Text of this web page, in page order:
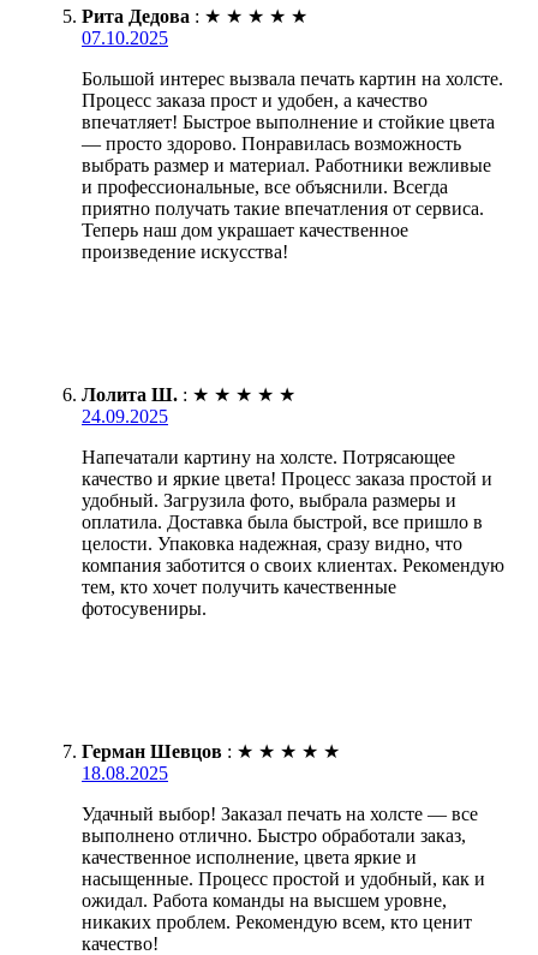
Рита Дедова : ★ ★ ★ ★ ★
07.10.2025
Большой интерес вызвала печать картин на холсте.
Процесс заказа прост и удобен, а качество
впечатляет! Быстрое выполнение и стойкие цвета
— просто здорово. Понравилась возможность
выбрать размер и материал. Работники вежливые
и профессиональные, все объяснили. Всегда
приятно получать такие впечатления от сервиса.
Теперь наш дом украшает качественное
произведение искусства!
Лолита Ш. : ★ ★ ★ ★ ★
24.09.2025
Напечатали картину на холсте. Потрясающее
качество и яркие цвета! Процесс заказа простой и
удобный. Загрузила фото, выбрала размеры и
оплатила. Доставка была быстрой, все пришло в
целости. Упаковка надежная, сразу видно, что
компания заботится о своих клиентах. Рекомендую
тем, кто хочет получить качественные
фотосувениры.
Герман Шевцов : ★ ★ ★ ★ ★
18.08.2025
Удачный выбор! Заказал печать на холсте — все
выполнено отлично. Быстро обработали заказ,
качественное исполнение, цвета яркие и
насыщенные. Процесс простой и удобный, как и
ожидал. Работа команды на высшем уровне,
никаких проблем. Рекомендую всем, кто ценит
качество!